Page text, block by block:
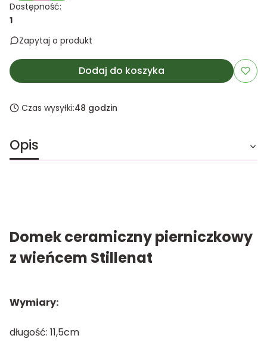
Dostępność:
1
Zapytaj o produkt
Dodaj do koszyka
Czas wysyłki:48 godzin
Opis
Domek ceramiczny pierniczkowy
z wieńcem Stillenat
Wymiary:
długość: 11,5cm